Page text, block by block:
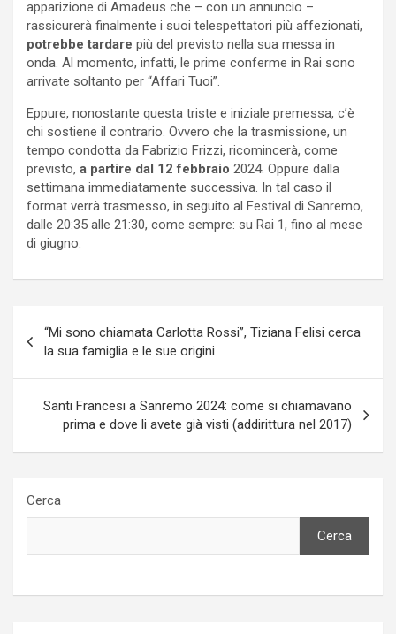
apparizione di Amadeus che – con un annuncio –
rassicurerà finalmente i suoi telespettatori più affezionati,
potrebbe tardare più del previsto nella sua messa in
onda. Al momento, infatti, le prime conferme in Rai sono
arrivate soltanto per “Affari Tuoi”.
Eppure, nonostante questa triste e iniziale premessa, c’è
chi sostiene il contrario. Ovvero che la trasmissione, un
tempo condotta da Fabrizio Frizzi, ricomincerà, come
previsto, a partire dal 12 febbraio 2024. Oppure dalla
settimana immediatamente successiva. In tal caso il
format verrà trasmesso, in seguito al Festival di Sanremo,
dalle 20:35 alle 21:30, come sempre: su Rai 1, fino al mese
di giugno.
articoli
“Mi sono chiamata Carlotta Rossi”, Tiziana Felisi cerca
la sua famiglia e le sue origini
Santi Francesi a Sanremo 2024: come si chiamavano
prima e dove li avete già visti (addirittura nel 2017)
Cerca
Cerca